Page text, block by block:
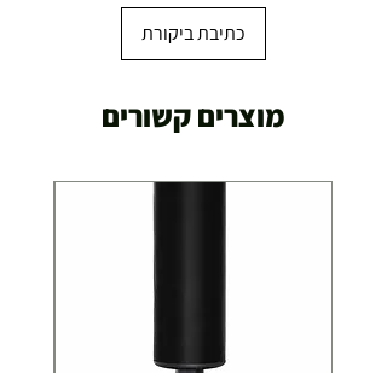
כתיבת ביקורת
מוצרים קשורים